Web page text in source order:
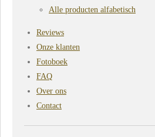
Alle producten alfabetisch
Reviews
Onze klanten
Fotoboek
FAQ
Over ons
Contact